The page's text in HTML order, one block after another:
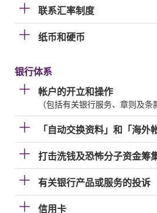
联系汇率制度
纸币和硬币
银行体系
帐户的开立和操作
（包括有关银行服务、章则及条
「自动交换资料」和「海外
打击洗钱及恐怖分子资金筹
有关银行产品或服务的投诉
信用卡